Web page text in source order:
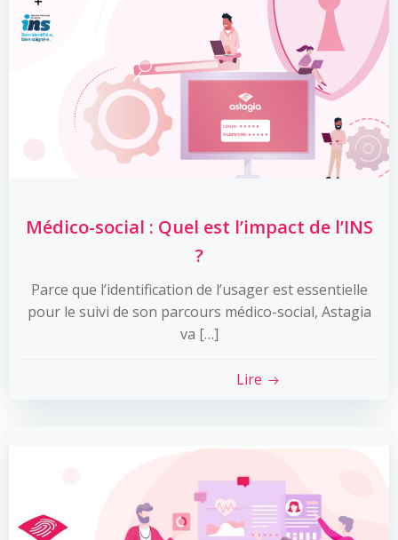
Médico-social : Quel est l’impact de l’INS
?
Parce que l’identification de l’usager est essentielle
pour le suivi de son parcours médico-social, Astagia
va […]
Lire